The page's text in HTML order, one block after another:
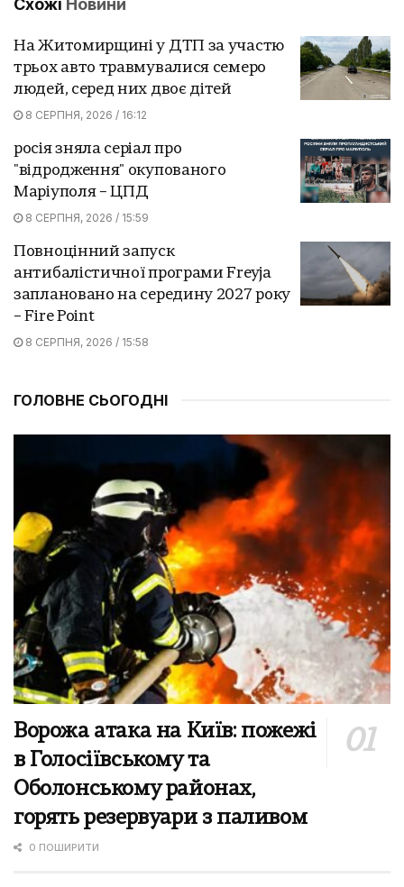
Схожі Новини
На Житомирщині у ДТП за участю
трьох авто травмувалися семеро
людей, серед них двоє дітей
8 СЕРПНЯ, 2026 / 16:12
росія зняла серіал про
"відродження" окупованого
Маріуполя – ЦПД
8 СЕРПНЯ, 2026 / 15:59
Повноцінний запуск
антибалістичної програми Freyja
заплановано на середину 2027 року
– Fire Point
8 СЕРПНЯ, 2026 / 15:58
ГОЛОВНЕ СЬОГОДНІ
Ворожа атака на Київ: пожежі
в Голосіївському та
Оболонському районах,
горять резервуари з паливом
0 ПОШИРИТИ